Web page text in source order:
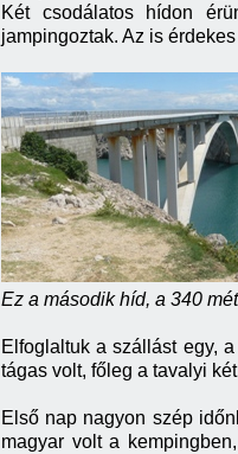
Két csodálatos hídon
jampingoztak. Az is
Ez a második híd, a 340
Elfoglaltuk a szállást egy,
tágas volt, főleg a tavalyi
Első nap nagyon szép
magyar volt a